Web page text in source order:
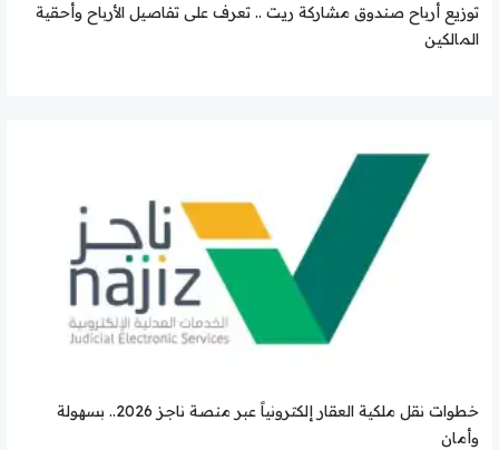
توزيع أرباح صندوق مشاركة ريت .. تعرف على تفاصيل الأرباح وأحقية
المالكين
خطوات نقل ملكية العقار إلكترونياً عبر منصة ناجز 2026.. بسهولة
وأمان